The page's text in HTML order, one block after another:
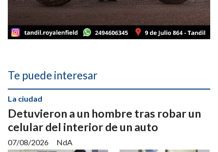
Te puede interesar
Detuvieron a un hombre tras robar un
celular del interior de un auto
NdA
La ciudad
07/08/2026